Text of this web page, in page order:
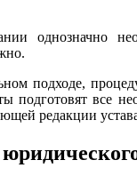
однозначно
подходе,
подготовят все
редакции